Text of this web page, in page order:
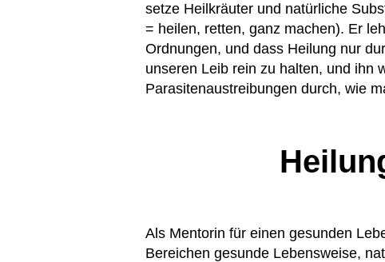
setze Heilkräuter und natürliche
= heilen, retten, ganz machen). Er
Ordnungen, und dass Heilung nur
unseren Leib rein zu halten, und ihn
Parasitenaustreibungen durch, wie
Als Mentorin für einen gesunden
Bereichen gesunde Lebensweise,